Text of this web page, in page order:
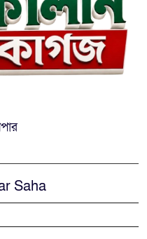
সংঘর্ষ: নিহত-৯
সঙ্গে পালানোর ফ্লাইট
করেছিলেন সালমান এফ
বিমানবন্দরে নিরাপত্তা
হঠাৎ সর্বোচ্চ
জা‌রি
Saha